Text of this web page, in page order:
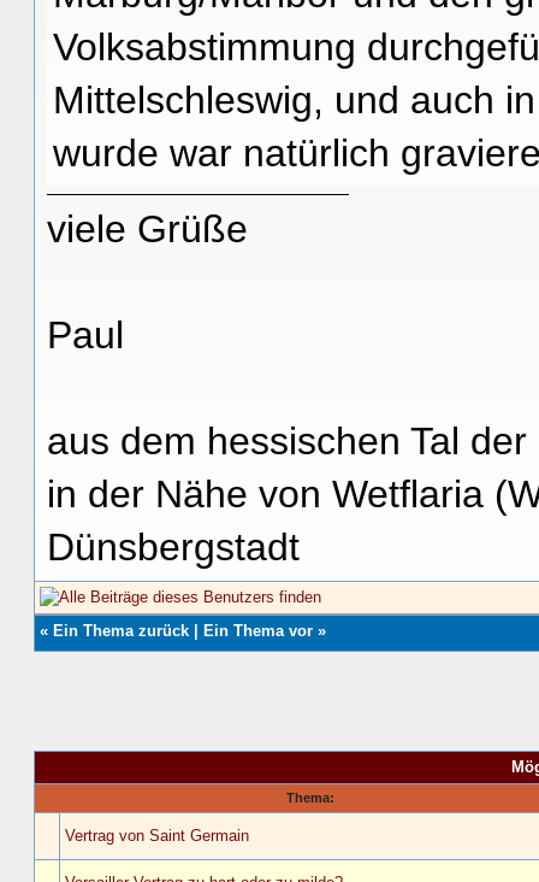
Volksabstimmung
Mittelschleswig, und auch
wurde war natürlich
viele Grüße
Paul
aus dem hessischen Tal
in der Nähe von Wetflaria
Dünsbergstadt
« Ein Thema zurück | Ein Thema vor »
Thema:
Vertrag von Saint Germain